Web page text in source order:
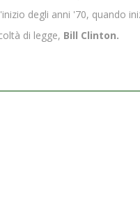
degli anni '70, quando
di legge, Bill Clinton.